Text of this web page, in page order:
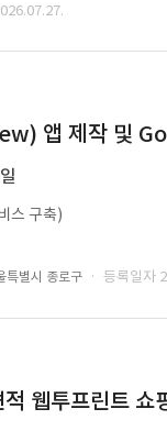
앱 제작 및
스 구축)
특별시 종로구 · 등록일자
웹투프린트 쇼